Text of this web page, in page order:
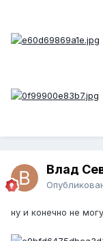
Влад
ну и конечно не